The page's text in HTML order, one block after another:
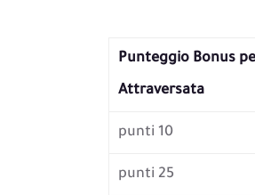
Punteggio Bonus
Attraversata
10 punti
25 punti